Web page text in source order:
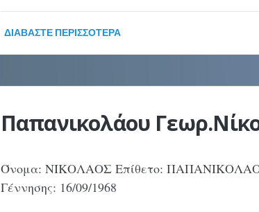
ΔΙΑΒΆΣΤΕ ΠΕΡΙΣΣΌΤΕΡΑ
Παπανικολάου
Όνομα: ΝΙΚΟΛΑΟΣ Επίθετο:
Γέννησης: 16/09/1968